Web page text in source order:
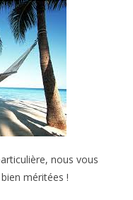
nous vous
méritées !